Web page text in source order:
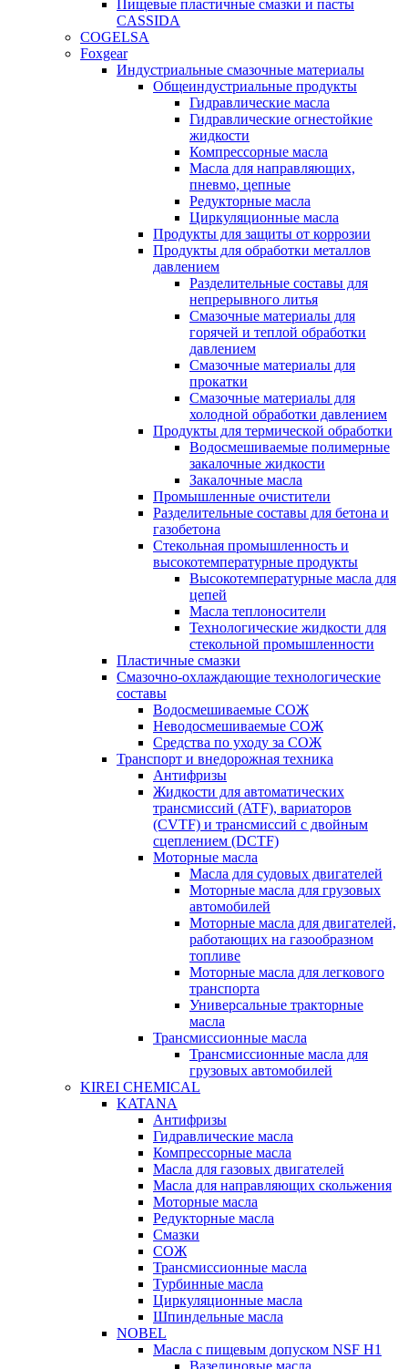
Пищевые пластичные смазки и пасты
CASSIDA
COGELSA
Foxgear
Индустриальные смазочные материалы
Общеиндустриальные продукты
Гидравлические масла
Гидравлические огнестойкие
жидкости
Компрессорные масла
Масла для направляющих,
пневмо, цепные
Редукторные масла
Циркуляционные масла
Продукты для защиты от коррозии
Продукты для обработки металлов
давлением
Разделительные составы для
непрерывного литья
Смазочные материалы для
горячей и теплой обработки
давлением
Смазочные материалы для
прокатки
Смазочные материалы для
холодной обработки давлением
Продукты для термической обработки
Водосмешиваемые полимерные
закалочные жидкости
Закалочные масла
Промышленные очистители
Разделительные составы для бетона и
газобетона
Стекольная промышленность и
высокотемпературные продукты
Высокотемпературные масла для
цепей
Масла теплоносители
Технологические жидкости для
стекольной промышленности
Пластичные смазки
Смазочно-охлаждающие технологические
составы
Водосмешиваемые СОЖ
Неводосмешиваемые СОЖ
Средства по уходу за СОЖ
Транспорт и внедорожная техника
Антифризы
Жидкости для автоматических
трансмиссий (ATF), вариаторов
(CVTF) и трансмиссий с двойным
сцеплением (DCTF)
Моторные масла
Масла для судовых двигателей
Моторные масла для грузовых
автомобилей
Моторные масла для двигателей,
работающих на газообразном
топливе
Моторные масла для легкового
транспорта
Универсальные тракторные
масла
Трансмиссионные масла
Трансмиссионные масла для
грузовых автомобилей
KIREI CHEMICAL
KATANA
Антифризы
Гидравлические масла
Компрессорные масла
Масла для газовых двигателей
Масла для направляющих скольжения
Моторные масла
Редукторные масла
Смазки
СОЖ
Трансмиссионные масла
Турбинные масла
Циркуляционные масла
Шпиндельные масла
NOBEL
Масла с пищевым допуском NSF H1
Вазелиновые масла